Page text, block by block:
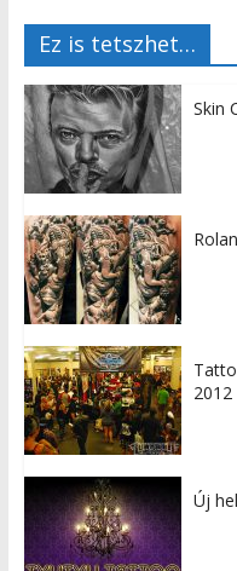
Ez is tetszhet…
Skin
2012
Új